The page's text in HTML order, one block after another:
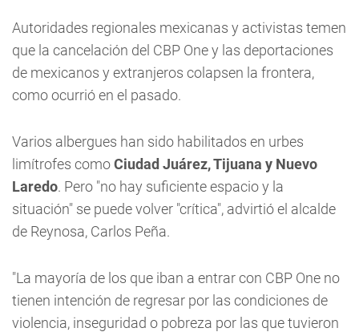
Autoridades regionales mexicanas y activistas temen
que la cancelación del CBP One y las deportaciones
de mexicanos y extranjeros colapsen la frontera,
como ocurrió en el pasado.
Varios albergues han sido habilitados en urbes
limítrofes comoCiudad Juárez, Tijuana y Nuevo
Laredo. Pero "no hay suficiente espacio y la
situación" se puede volver "crítica", advirtió el alcalde
de Reynosa, Carlos Peña.
"La mayoría de los que iban a entrar con CBP One no
tienen intención de regresar por las condiciones de
violencia, inseguridad o pobreza por las que tuvieron